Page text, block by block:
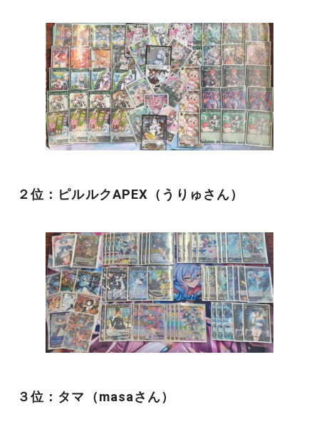
２位：ピルルクAPEX（うりゅさん）
３位：タマ（masaさん）